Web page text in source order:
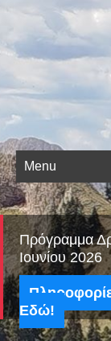
Menu
Πρόγραμμα
Ιουνίου 2026
Εδώ!